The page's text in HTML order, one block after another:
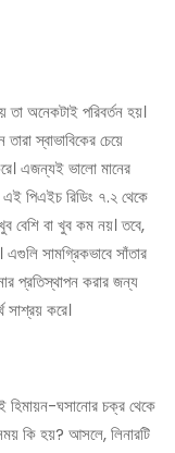
তা অনেকটাই পরিবর্তন হয়।
স্বাভাবিকের চেয়ে
এজন্যই ভালো মানের
এই পিএইচ রিডিং ৭.২ থেকে
বেশি বা খুব কম নয়। তবে,
এগুলি সামগ্রিকভাবে সাঁতার
প্রতিস্থাপন করার জন্য
সাশ্রয় করে।
হিমায়ন-ঘসানোর চক্র থেকে
কি হয়? আসলে, লিনারটি